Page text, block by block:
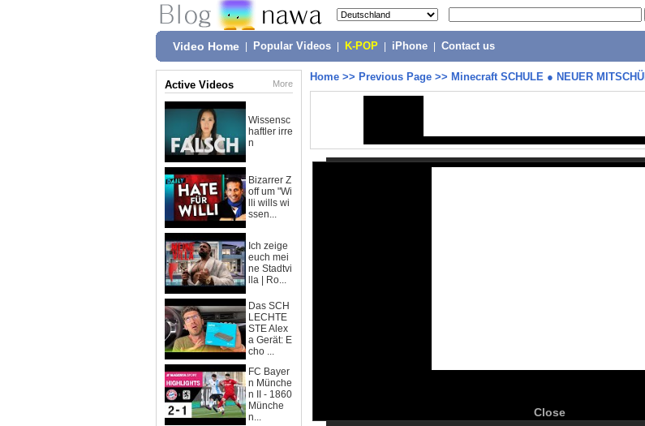
Video Home Popular Videos K-POP iPhone Contact us
Active Videos More
Wissensc
haftler irre
n
Bizarrer Z
off um "Wi
lli wills wi
ssen...
Ich zeige
euch mei
ne Stadtvi
lla | Ro...
Das SCH
LECHTE
STE Alex
a Gerät: E
cho ...
FC Bayer
n Münche
n II - 1860
Münche
n...
Home >> Previous Page >> Minecraft SCHULE ● NEUER
Close